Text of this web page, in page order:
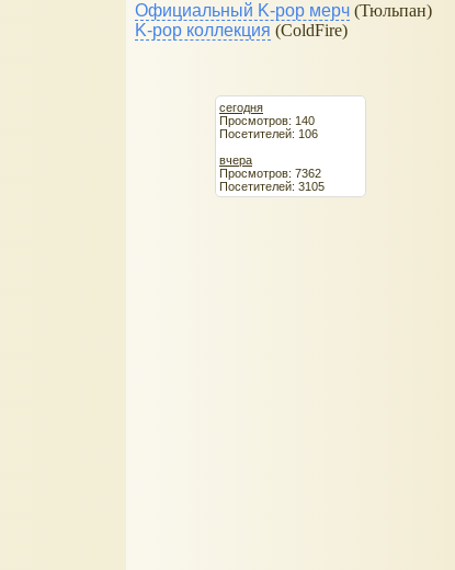
Официальный K-pop мерч (Тюльпан)
K-pop коллекция (ColdFire)
сегодня
Просмотров: 140
Посетителей: 106
вчера
Просмотров: 7362
Посетителей: 3105